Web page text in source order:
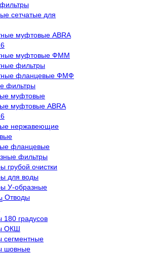
сетчатые для
муфтовые ABRA
муфтовые ФММ
фильтры
фланцевые ФМФ
фильтры
муфтовые
муфтовые ABRA
нержавеющие
фланцевые
фильтры
грубой очистки
для воды
У-образные
Отводы
180 градусов
ОКШ
сегментные
шовные